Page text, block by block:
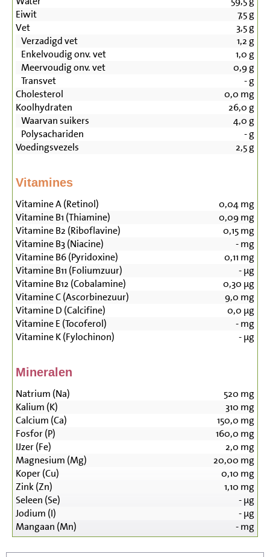
Eiwit
7,5g
Vet
3,5g
Verzadigd vet
1,2 g
Enkelvoudig onv. vet
1,0 g
Meervoudig onv. vet
0,9g
Transvet
-g
Cholesterol
0,0 mg
Koolhydraten
26,0 g
Waarvan suikers
4,0 g
Polysachariden
-g
Voedingsvezels
2,5g
Vitamines
Vitamine A (Retinol) 0,04mg
Vitamine B1 (Thiamine)
0,09mg
Vitamine B2 (Riboflavine)
0,15mg
Vitamine B3 (Niacine)
-mg
Vitamine B6 (Pyridoxine)
0,11 mg
Vitamine B11 (Foliumzuur)
-µg
Vitamine B12 (Cobalamine)
0,30 µg
Vitamine C (Ascorbinezuur)
9,0 mg
Vitamine D (Calcifine)
0,0 µg
Vitamine E (Tocoferol)
-mg
Vitamine K (Fylochinon)
-µg
Mineralen
Natrium (Na) 520 mg
Kalium (K)
310 mg
Calcium (Ca)
150,0 mg
Fosfor (P)
160,0 mg
IJzer (Fe)
2,0 mg
Magnesium (Mg)
20,00 mg
Koper (Cu)
0,10 mg
Zink (Zn)
1,10 mg
Seleen (Se)
-µg
Jodium (I)
-µg
Mangaan (Mn)
-mg